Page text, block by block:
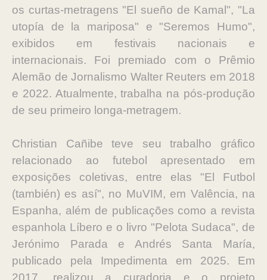
os curtas-metragens "El sueño de Kamal", "La
utopía de la mariposa" e "Seremos Humo",
exibidos em festivais nacionais e
internacionais. Foi premiado com o Prêmio
Alemão de Jornalismo Walter Reuters em 2018
e 2022. Atualmente, trabalha na pós-produção
de seu primeiro longa-metragem.
Christian Cañibe teve seu trabalho gráfico
relacionado ao futebol apresentado em
exposições coletivas, entre elas "El Futbol
(también) es así", no MuVIM, em Valência, na
Espanha, além de publicações como a revista
espanhola Líbero e o livro "Pelota Sudaca", de
Jerónimo Parada e Andrés Santa María,
publicado pela Impedimenta em 2025. Em
2017, realizou a curadoria e o projeto